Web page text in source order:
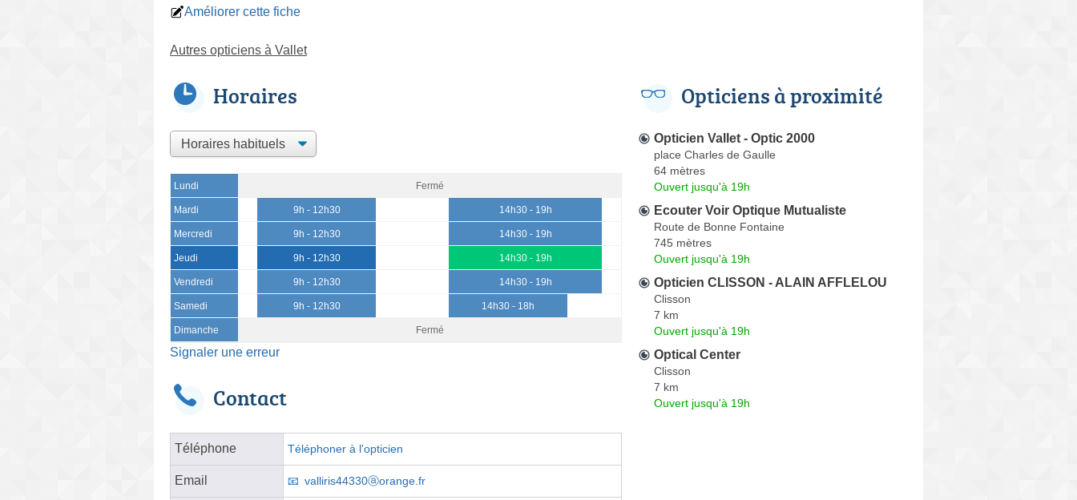
Améliorer cette fiche
Autres opticiens à Vallet
Horaires
Lundi Fermé
Mardi 9h - 12h30 14h30 - 19h
Mercredi 9h - 12h30 14h30 - 19h
Jeudi 9h - 12h30 14h30 - 19h
Vendredi 9h - 12h30 14h30 - 19h
Samedi 9h - 12h30 14h30 - 18h
Dimanche Fermé
Signaler une erreur
Contact
Téléphone Téléphoner à l'opticien
Email valliris44330ⓐorange.fr
Opticiens à proximité
Opticien Vallet - Optic 2000
place Charles de Gaulle
64 mètres
Ouvert jusqu'à 19h
Ecouter Voir Optique Mutualiste
Route de Bonne Fontaine
745 mètres
Ouvert jusqu'à 19h
Opticien CLISSON - ALAIN AFFLELOU
Clisson
7 km
Ouvert jusqu'à 19h
Optical Center
Clisson
7 km
Ouvert jusqu'à 19h